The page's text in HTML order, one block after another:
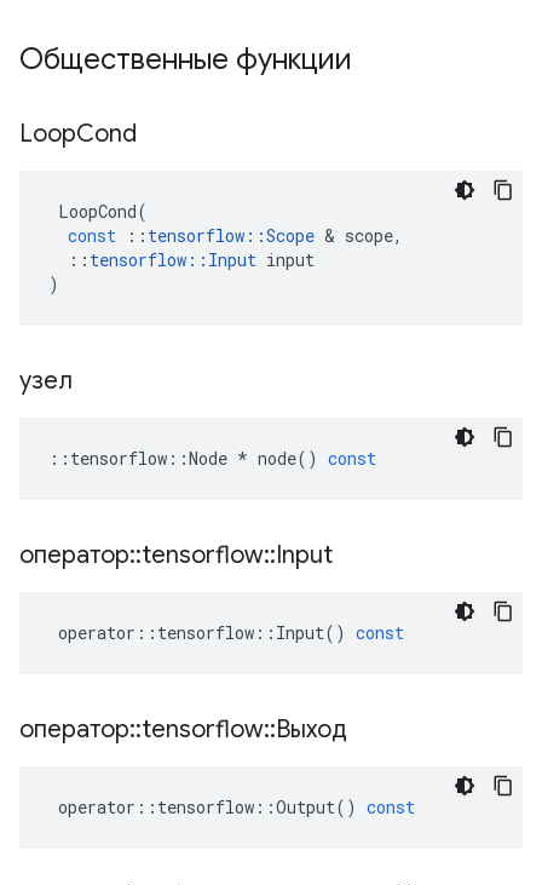
Общественные функции
LoopCond
LoopCond(
const
:: tensorflow ::Scope & scope,
:: tensorflow :: Input input
)
узел
:: tensorflow ::Node * node() const
оператор::tensorflow::Input
operator :: tensorflow :: Input() const
оператор::tensorflow::Выход
operator :: tensorflow ::Output() const